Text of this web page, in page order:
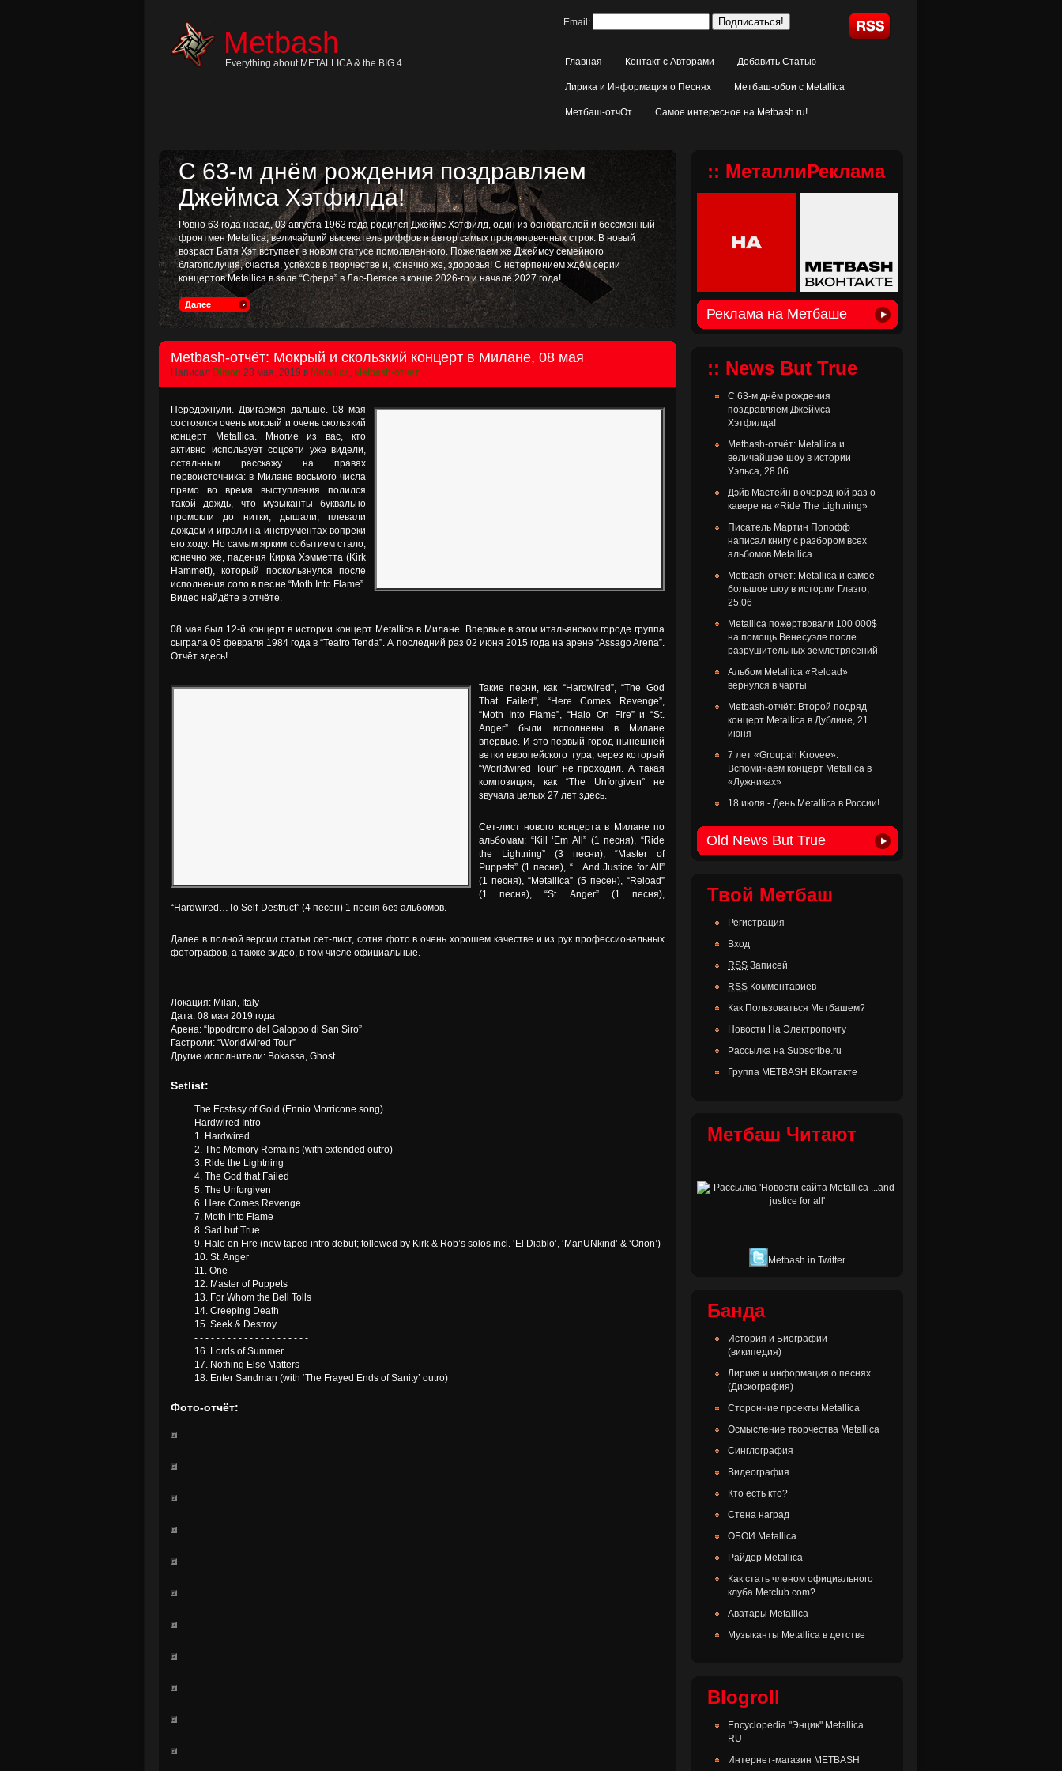
Metbash
Everything about METALLICA & the BIG 4
Email:
Главная Контакт с Авторами Добавить Статью
Лирика и Информация о Песнях Метбаш-обои с Metallica
Метбаш-отчОт Самое интересное на Metbash.ru!
С 63-м днём рождения поздравляем
Джеймса Хэтфилда!
Ровно 63 года назад, 03 августа 1963 года родился Джеймс Хэтфилд, один из основателей и бессменный
фронтмен Metallica, величайший высекатель риффов и автор самых проникновенных строк. В новый
возраст Батя Хэт вступает в новом статусе помолвленного. Пожелаем же Джеймсу семейного
благополучия, счастья, успехов в творчестве и, конечно же, здоровья! С нетерпением ждём серии
концертов Metallica в зале “Сфера” в Лас-Вегасе в конце 2026-го и начале 2027 года!
Далее
Metbash-отчёт: Мокрый и скользкий концерт в Милане, 08 мая
Написал Dimon 23 мая, 2019 в Metallica, Metbash-отчет
Передохнули. Двигаемся дальше. 08 мая
состоялся очень мокрый и очень скользкий
концерт Metallica. Многие из вас, кто
активно использует соцсети уже видели,
остальным расскажу на правах
первоисточника: в Милане восьмого числа
прямо во время выступления полился
такой дождь, что музыканты буквально
промокли до нитки, дышали, плевали
дождём и играли на инструментах вопреки
его ходу. Но самым ярким событием стало,
конечно же, падения Кирка Хэмметта (Kirk
Hammett), который поскользнулся после
исполнения соло в песне “Moth Into Flame”.
Видео найдёте в отчёте.
08 мая был 12-й концерт в истории концерт Metallica в Милане. Впервые в этом итальянском городе группа
сыграла 05 февраля 1984 года в “Teatro Tenda”. А последний раз 02 июня 2015 года на арене “Assago Arena”.
Отчёт здесь!
Такие песни, как “Hardwired”, “The God
That Failed”, “Here Comes Revenge”,
“Moth Into Flame”, “Halo On Fire” и “St.
Anger” были исполнены в Милане
впервые. И это первый город нынешней
ветки европейского тура, через который
“Worldwired Tour” не проходил. А такая
композиция, как “The Unforgiven” не
звучала целых 27 лет здесь.
Сет-лист нового концерта в Милане по
альбомам: “Kill ‘Em All” (1 песня), “Ride
the Lightning” (3 песни), “Master of
Puppets” (1 песня), “…And Justice for All”
(1 песня), “Metallica” (5 песен), “Reload”
(1 песня), “St. Anger” (1 песня),
“Hardwired…To Self-Destruct” (4 песен) 1 песня без альбомов.
Далее в полной версии статьи сет-лист, сотня фото в очень хорошем качестве и из рук профессиональных
фотографов, а также видео, в том числе официальные.
Локация: Milan, Italy
Дата: 08 мая 2019 года
Арена: “Ippodromo del Galoppo di San Siro”
Гастроли: “WorldWired Tour”
Другие исполнители: Bokassa, Ghost
Setlist:
The Ecstasy of Gold (Ennio Morricone song)
Hardwired Intro
1. Hardwired
2. The Memory Remains (with extended outro)
3. Ride the Lightning
4. The God that Failed
5. The Unforgiven
6. Here Comes Revenge
7. Moth Into Flame
8. Sad but True
9. Halo on Fire (new taped intro debut; followed by Kirk & Rob’s solos incl. ‘El Diablo’, ‘ManUNkind’ & ‘Orion’)
10. St. Anger
11. One
12. Master of Puppets
13. For Whom the Bell Tolls
14. Creeping Death
15. Seek & Destroy
- - - - - - - - - - - - - - - - - - - - -
16. Lords of Summer
17. Nothing Else Matters
18. Enter Sandman (with ‘The Frayed Ends of Sanity’ outro)
Фото-отчёт:
:: МеталлиРеклама
Реклама на Метбаше
:: News But True
С 63-м днём рождения
поздравляем Джеймса
Хэтфилда!
Metbash-отчёт: Metallica и
величайшее шоу в истории
Уэльса, 28.06
Дэйв Мастейн в очередной раз о
кавере на «Ride The Lightning»
Писатель Мартин Попофф
написал книгу с разбором всех
альбомов Metallica
Metbash-отчёт: Metallica и самое
большое шоу в истории Глазго,
25.06
Metallica пожертвовали 100 000$
на помощь Венесуэле после
разрушительных землетрясений
Альбом Metallica «Reload»
вернулся в чарты
Metbash-отчёт: Второй подряд
концерт Metallica в Дублине, 21
июня
7 лет «Groupah Krovee».
Вспоминаем концерт Metallica в
«Лужниках»
18 июля - День Metallica в России!
Old News But True
Твой Метбаш
Регистрация
Вход
RSS Записей
RSS Комментариев
Как Пользоваться Метбашем?
Новости На Электропочту
Рассылка на Subscribe.ru
Группа METBASH ВКонтакте
Метбаш Читают
Metbash in Twitter
Банда
История и Биографии
(википедия)
Лирика и информация о песнях
(Дискография)
Сторонние проекты Metallica
Осмысление творчества Metallica
Синглография
Видеография
Кто есть кто?
Стена наград
ОБОИ Metallica
Райдер Metallica
Как стать членом официального
клуба Metclub.com?
Аватары Metallica
Музыканты Metallica в детстве
Blogroll
Encyclopedia "Энцик" Metallica
RU
Интернет-магазин METBASH